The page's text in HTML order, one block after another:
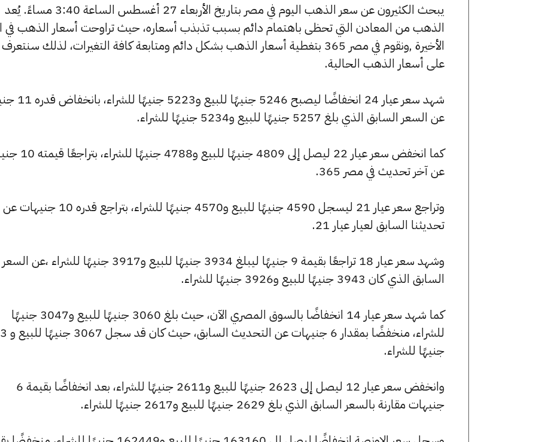
يبحث الكثيرون عن سعر الذهب اليوم في مصر بتاريخ الأربعاء 27 أغسطس الساعة 3:40 مساءً. يُعد
الذهب من المعادن التي تحظى باهتمام دائم بسبب تذبذب أسعاره، حيث تراوحت أسعار الذهب في
الأخيرة ,ونقوم في مصر 365 بتغطية أسعار الذهب بشكل دائم ومتابعة كافة التغيرات، لذلك
على أسعار الذهب الحالية.
شهد سعر عيار 24 انخفاضًا
عن السعر السابق الذي بلغ 5257 جنيهًا للبيع و5234 جنيهًا للشراء.
كما انخفض سعر عيار 22 ليصل إلى 4809
عن آخر تحديث في مصر 365.
وتراجع سعر عيار 21 ليسجل 4590 جنيهًا للبيع و4570 جنيهًا للشراء، بتراجع قدره 10 جنيهات عن
تحديثنا السابق لعيار عيار 21.
وشهد سعر عيار 18 تراجعًا بقيمة 9 جنيهًا ليبلغ 3934 جنيهًا للبيع و3917 جنيهًا للشراء ،عن السعر
السابق الذي كان 3943 جنيهًا للبيع و3926 جنيهًا للشراء.
كما شهد سعر عيار 14 انخفاضًا بالسوق المصري الآن، حيث بلغ 3060 جنيهًا للبيع و3047 جنيهًا
للشراء،
جنيهًا للشراء.
وانخفض سعر عيار 12 ليصل إلى 2623 جنيهًا للبيع و2611 جنيهًا للشراء، بعد انخفاضًا بقيمة 6
جنيهات مقارنة بالسعر السابق الذي بلغ 2629 جنيهًا للبيع و2617 جنيهًا للشراء.